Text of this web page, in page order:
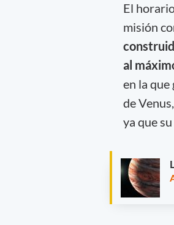
El
misión
al
en la que
de
ya que su